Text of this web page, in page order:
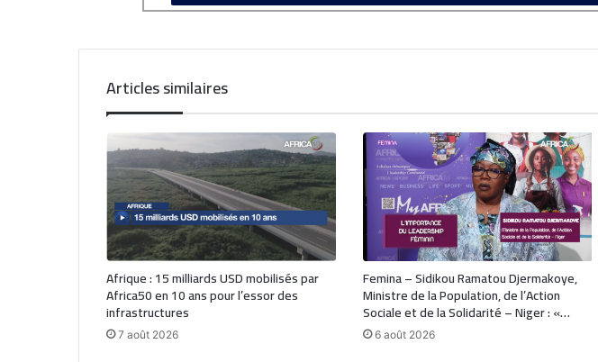
Articles similaires
Afrique : 15 milliards USD mobilisés par
Africa50 en 10 ans pour l’essor des
infrastructures
7 août 2026
Femina – Sidikou Ramatou Djermakoye,
Ministre de la Population, de l’Action
Sociale et de la Solidarité – Niger : «…
6 août 2026